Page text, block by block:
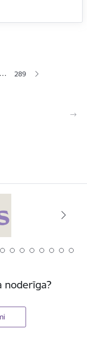
… 289
noderīga?